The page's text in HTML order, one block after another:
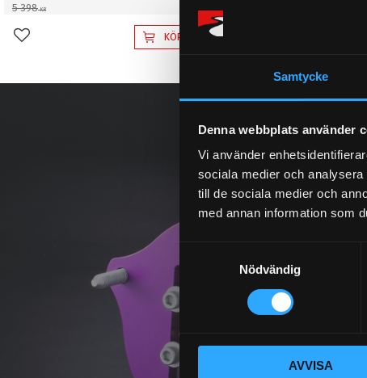
Samtycke
Denna webbplats använder
Vi använder
sociala medier och
till de sociala medier och
med annan information som
a
m
t
c
k
Nödvändig
AVVISA
5 398KR
Lägg till i favoriter KÖP